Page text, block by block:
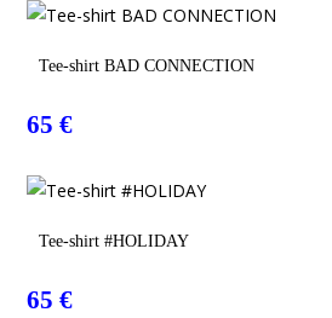
Choix Des Options
Tee-shirt BAD CONNECTION
65€
Tee-shirt #HOLIDAY
65€